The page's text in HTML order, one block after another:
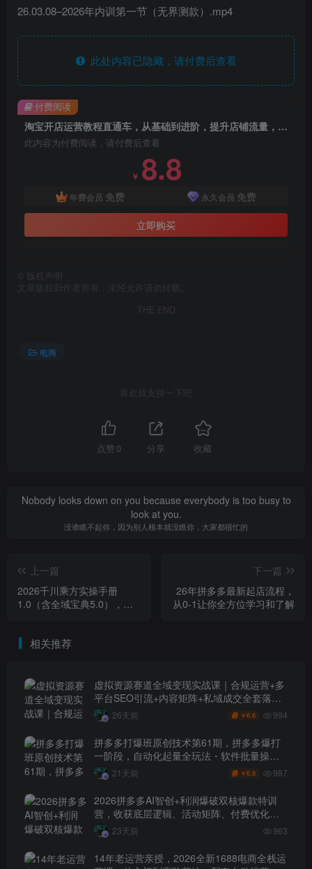
26.03.08–2026年内训第一节（无界测款）.mp4
此处内容已隐藏，请付费后查看
淘宝开店运营教程直通车，从基础到进阶，提升店铺流量，转化率和整体运营效率（更新26年3月）
此内容为付费阅读，请付费后查看
￥ 8.8
年费会员 免费 永久会员 免费
立即购买
付费阅读
版权声明
文章版权归作者所有，未经允许请勿转载。
THE END
电商
喜欢就支持一下吧
点赞 0 分享 收藏
Nobody looks down on you because everybody is too busy to
look at you.
没谁瞧不起你，因为别人根本就没瞧你，大家都很忙的
上一篇
2026千川乘方实操手册
1.0（含全域宝典5.0），解
下一篇
26年拼多多最新起店流程，
从0-1让你全方位学习和了解
相关推荐
虚拟资源赛道全域变现实战课｜合规运营+多
平台SEO引流+内容矩阵+私域成交全套落地
玩法26天前 ￥6.6 994
拼多多打爆班原创技术第61期，拼多多爆打
一阶段，自动化起量全玩法・软件批量操
作・投产优化・大促矩阵实战课
21天前 ￥6.6 987
2026拼多多AI智创+利润爆破双核爆款特训
营，收获底层逻辑、活动矩阵、付费优化、
0-1打爆SOP
23天前 963
14年老运营亲授，2026全新1688电商全栈运